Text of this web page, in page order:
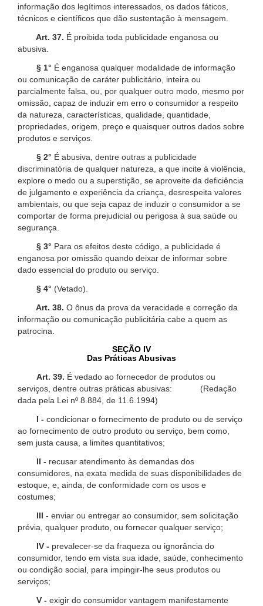
informação dos legítimos interessados, os dados fáticos,
técnicos e científicos que dão sustentação à mensagem.
Art. 37. É proibida toda publicidade enganosa ou
abusiva.
§ 1° É enganosa qualquer modalidade de informação
ou comunicação de caráter publicitário, inteira ou
parcialmente falsa, ou, por qualquer outro modo, mesmo por
omissão, capaz de induzir em erro o consumidor a respeito
da natureza, características, qualidade, quantidade,
propriedades, origem, preço e quaisquer outros dados sobre
produtos e serviços.
§ 2° É abusiva, dentre outras a publicidade
discriminatória de qualquer natureza, a que incite à violência,
explore o medo ou a superstição, se aproveite da deficiência
de julgamento e experiência da criança, desrespeita valores
ambientais, ou que seja capaz de induzir o consumidor a se
comportar de forma prejudicial ou perigosa à sua saúde ou
segurança.
§ 3° Para os efeitos deste código, a publicidade é
enganosa por omissão quando deixar de informar sobre
dado essencial do produto ou serviço.
§ 4° (Vetado).
Art. 38. O ônus da prova da veracidade e correção da
informação ou comunicação publicitária cabe a quem as
patrocina.
SEÇÃO IV
Das Práticas Abusivas
Art. 39. É vedado ao fornecedor de produtos ou
serviços, dentre outras práticas abusivas: (Redação
dada pela Lei nº 8.884, de 11.6.1994)
I - condicionar o fornecimento de produto ou de serviço
ao fornecimento de outro produto ou serviço, bem como,
sem justa causa, a limites quantitativos;
II - recusar atendimento às demandas dos
consumidores, na exata medida de suas disponibilidades de
estoque, e, ainda, de conformidade com os usos e
costumes;
III - enviar ou entregar ao consumidor, sem solicitação
prévia, qualquer produto, ou fornecer qualquer serviço;
IV - prevalecer-se da fraqueza ou ignorância do
consumidor, tendo em vista sua idade, saúde, conhecimento
ou condição social, para impingir-lhe seus produtos ou
serviços;
V - exigir do consumidor vantagem manifestamente